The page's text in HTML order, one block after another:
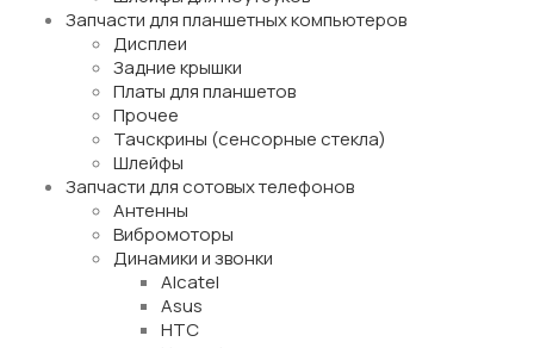
Запчасти для планшетных компьютеров
Дисплеи
Задние крышки
Платы для планшетов
Прочее
Тачскрины (сенсорные стекла)
Шлейфы
Запчасти для сотовых телефонов
Антенны
Вибромоторы
Динамики и звонки
Alcatel
Asus
HTC